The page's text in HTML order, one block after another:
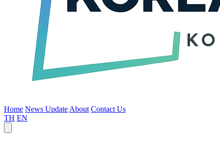
Home News Update About Contact Us
TH EN